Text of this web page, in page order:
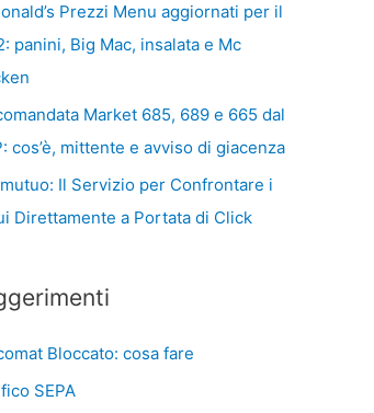
Prezzi Menu aggiornati per il
panini, Big Mac, insalata e Mc
Market 685, 689 e 665 dal
cos’è, mittente e avviso di giacenza
Il Servizio per Confrontare i
Direttamente a Portata di Click
Bloccato: cosa fare
SEPA